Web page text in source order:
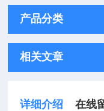
产品分类
相关文章
详细介绍 在线